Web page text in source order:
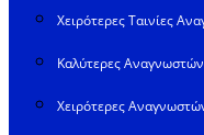
Χειρότερες Ταινίες
Καλύτερες
Χειρότερες